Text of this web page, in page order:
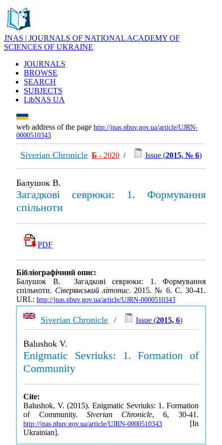
JNAS | JOURNALS OF NATIONAL ACADEMY OF
SCIENCES OF UKRAINE
JOURNALS
BROWSE
SEARCH
SUBJECTS
LibNAS UA
web address of the page http://jnas.nbuv.gov.ua/article/UJRN-
0000510343
Siverian Chronicle Б - 2020 / Issue (2015, № 6)
Балушок В.
Загадкові севрюки: 1. Формування
спільноти
PDF
Бібліографічний опис:
Балушок В. Загадкові севрюки: 1. Формування
спільноти. Сіверянський літопис. 2015. № 6. С. 30-41.
URL: http://jnas.nbuv.gov.ua/article/UJRN-0000510343
Siverian Chronicle / Issue (2015, 6)
Balushok V.
Enigmatic Sevriuks: 1. Formation of
Community
Cite:
Balushok, V. (2015). Enigmatic Sevriuks: 1. Formation
of Community. Siverian Chronicle, 6, 30-41.
http://jnas.nbuv.gov.ua/article/UJRN-0000510343 [In
Ukrainian].